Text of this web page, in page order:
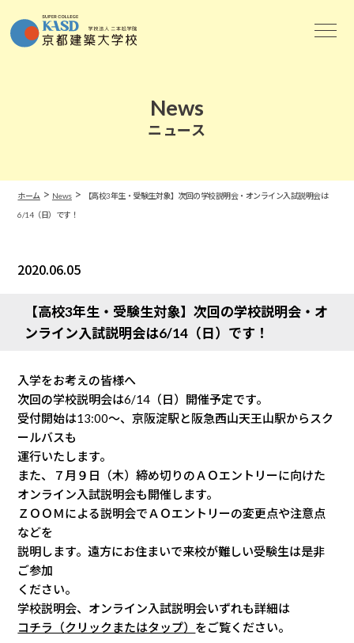
News
ニュース
ホーム > News>
【高校3年生・受験生対象】次回の学校説明会・オンライン入試説明会は
6/14（日）です！
2020.06.05
【高校3年生・受験生対象】次回の学校説明会・オ
ンライン入試説明会は6/14（日）です！
入学をお考えの皆様へ
次回の学校説明会は6/14（日）開催予定です。
受付開始は13:00～、京阪淀駅と阪急西山天王山駅からスク
ールバスも
運行いたします。
また、７月９日（木）締め切りのＡＯエントリーに向けた
オンライン入試説明会も開催します。
ＺＯＯＭによる説明会でＡＯエントリーの変更点や注意点
などを
説明します。遠方にお住まいで来校が難しい受験生は是非
ご参加
ください。
学校説明会、オンライン入試説明会いずれも詳細は
コチラ（クリックまたはタップ） をご覧ください。